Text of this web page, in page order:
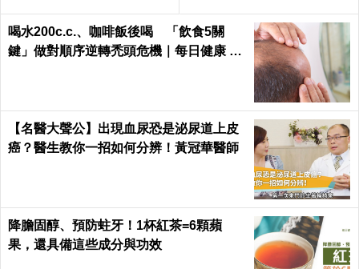
喝水200c.c.、咖啡飯後喝 「飲食5關
鍵」做對順序逆轉禿頭危機｜每日健康 He
【名醫大聲公】出現血尿恐是泌尿道上皮
癌？醫生教你一招如何分辨！黃冠華醫師
降膽固醇、預防蛀牙！1杯紅茶=6顆蘋
果，還具備這些成分與功效